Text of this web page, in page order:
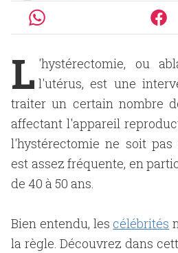
L 'hystérectomie, ou
l'utérus, est une
traiter un certain nombre
affectant l'appareil
l'hystérectomie ne soit pas
est assez fréquente, en
de 40 à 50 ans.
Bien entendu, les célébrités
la règle. Découvrez dans